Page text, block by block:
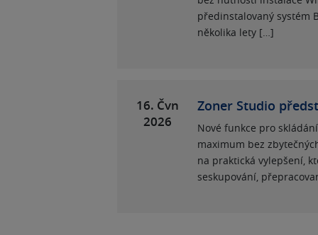
předinstalovaný systém
několika lety […]
16. Čvn
2026
Zoner Studio
Nové funkce pro
maximum bez
na praktická vylepšení,
seskupování,